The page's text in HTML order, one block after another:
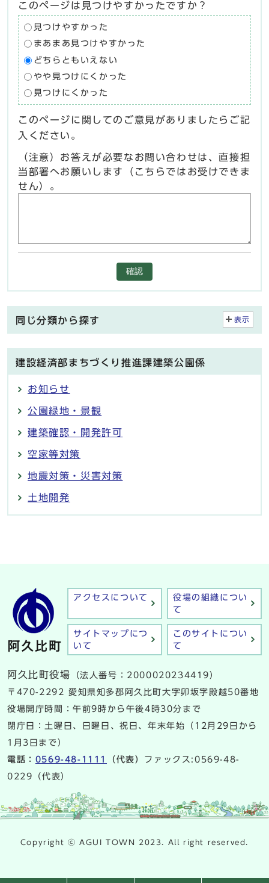
このページは見つけやすかったですか？
見つけやすかった
まあまあ見つけやすかった
どちらともいえない
やや見つけにくかった
見つけにくかった
このページに関してのご意見がありましたらご記
入ください。
（注意）お答えが必要なお問い合わせは、直接担
当部署へお願いします（こちらではお受けできま
せん）。
確認
同じ分類から探す 表示
建設経済部まちづくり推進課建築公園係
お知らせ
公園緑地・景観
建築確認・開発許可
空家等対策
地震対策・災害対策
土地開発
アクセスについて
役場の組織につい
て
サイトマップにつ
いて
このサイトについ
て
阿久比町役場
（法人番号：2000020234419）
〒470-2292 愛知県知多郡阿久比町大字卯坂字殿越50番地
役場開庁時間：午前9時から午後4時30分まで
閉庁日：土曜日、日曜日、祝日、年末年始（12月29日から
1月3日まで）
電話： 0569-48-1111 （代表） ファックス:0569-48-
0229（代表）
Copyright ⓒ AGUI TOWN 2023. All right reserved.